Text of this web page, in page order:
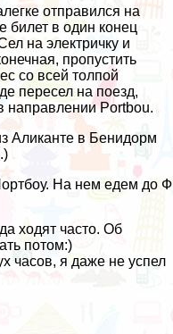
отправился на
билет в один конец
на электричку и
пропустить
со всей толпой
пересел на поезд,
направлении Portbou.
Аликанте в Бенидорм
На нем едем до
ходят часто. Об
потом:)
часов, я даже не успел